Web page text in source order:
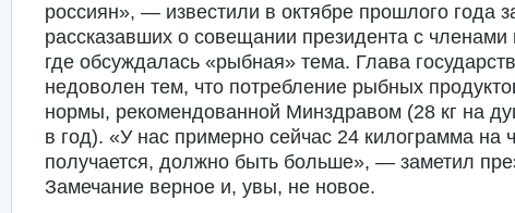
россиян», — известили в октябре прошлого года
рассказавших о совещании президента с членами
где обсуждалась «рыбная» тема. Глава
недоволен тем, что потребление рыбных
нормы, рекомендованной Минздравом (28 кг на
в год). «У нас примерно сейчас 24 килограмма на
получается, должно быть больше», — заметил
Замечание верное и, увы, не новое.